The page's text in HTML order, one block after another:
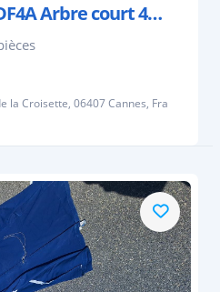
Moteur SUZUKI DF4A Arbre court 4cv état neuf 2023
la Croisette, 06407 Cannes, France